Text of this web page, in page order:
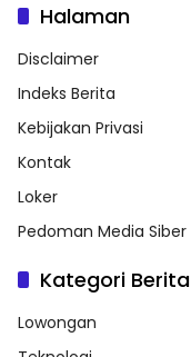
Halaman
Disclaimer
Indeks Berita
Kebijakan Privasi
Kontak
Loker
Pedoman Media Siber
Kategori Berita
Lowongan